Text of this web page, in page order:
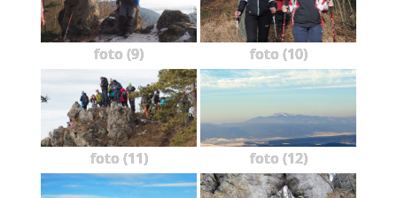
foto (9) foto (10)
foto (11) foto (12)